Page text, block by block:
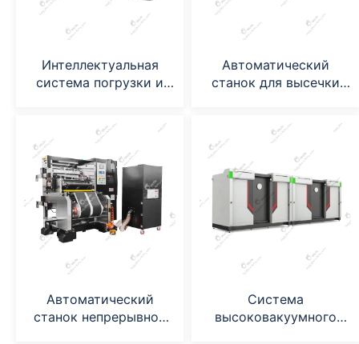
Интеллектуальная
система погрузки и
Автоматический
станок для высечки
Автоматический
станок непрерывной
Система
высоковакуумного